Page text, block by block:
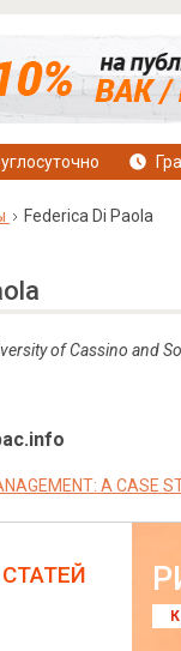
Federica Di Paola
of Cassino and
A CASE